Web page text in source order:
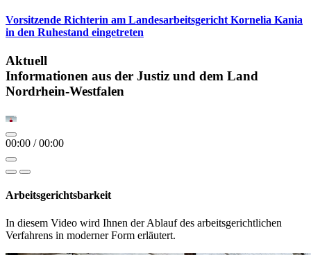
Vorsitzende Richterin am Landesarbeitsgericht Kornelia Kania
in den Ruhestand eingetreten
Aktuell
Informationen aus der Justiz und dem Land
Nordrhein-Westfalen
00:00 /00:00
Arbeitsgerichtsbarkeit
In diesem Video wird Ihnen der Ablauf des arbeitsgerichtlichen
Verfahrens in moderner Form erläutert.